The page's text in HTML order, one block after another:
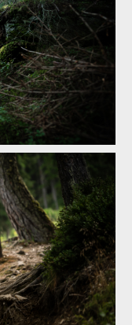
koni!
koni!